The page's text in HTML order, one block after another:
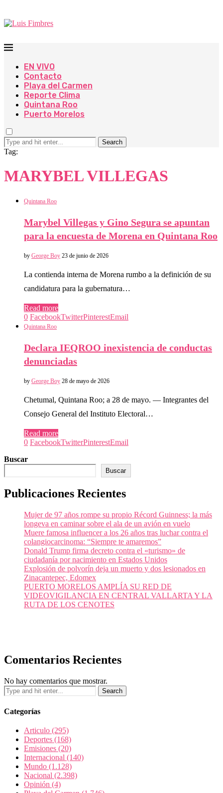
EN VIVO
Contacto
Playa del Carmen
Reporte Clima
Quintana Roo
Puerto Morelos
Search
Tag:
MARYBEL VILLEGAS
Quintana Roo
Marybel Villegas y Gino Segura se apuntan
para la encuesta de Morena en Quintana Roo
by George Boy 23 de junio de 2026
La contienda interna de Morena rumbo a la definición de su
candidatura para la gubernatura…
Read more
0 FacebookTwitterPinterestEmail
Quintana Roo
Declara IEQROO inexistencia de conductas
denunciadas
by George Boy 28 de mayo de 2026
Chetumal, Quintana Roo; a 28 de mayo. — Integrantes del
Consejo General del Instituto Electoral…
Read more
0 FacebookTwitterPinterestEmail
Buscar
Buscar
Publicaciones Recientes
Mujer de 97 años rompe su propio Récord Guinness; la más
longeva en caminar sobre el ala de un avión en vuelo
Muere famosa influencer a los 26 años tras luchar contra el
colangiocarcinoma: “Siempre te amaremos”
Donald Trump firma decreto contra el «turismo» de
ciudadanía por nacimiento en Estados Unidos
Explosión de polvorín deja un muerto y dos lesionados en
Zinacantepec, Edomex
PUERTO MORELOS AMPLÍA SU RED DE
VIDEOVIGILANCIA EN CENTRAL VALLARTA Y LA
RUTA DE LOS CENOTES
Comentarios Recientes
No hay comentarios que mostrar.
Categorías
Articulo (295)
Deportes (168)
Emisiones (20)
Internacional (140)
Mundo (1.128)
Nacional (2.398)
Opinión (4)